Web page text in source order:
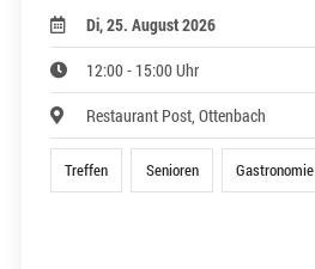
Di, 25. August 2026
12:00 - 15:00 Uhr
Restaurant Post, Ottenbach
Treffen Senioren Gastronomie